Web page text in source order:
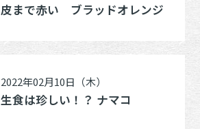
皮まで赤い ブラッドオレンジ
2022年02月10日（木）
生食は珍しい！？ ナマコ